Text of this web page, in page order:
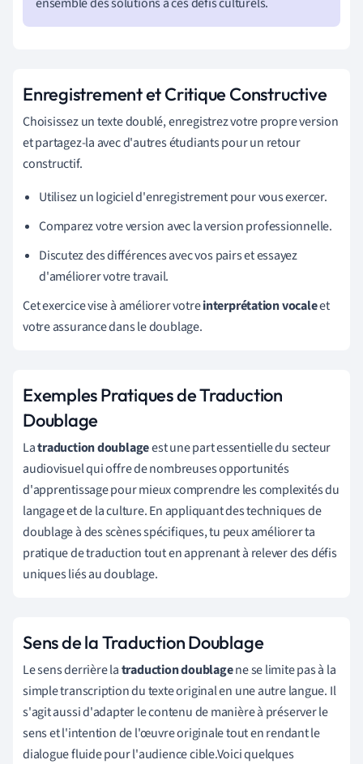
Enregistrement et Critique Constructive
Choisissez un texte doublé, enregistrez votre propre version
et partagez-la avec d'autres étudiants pour un retour
constructif.
Utilisez un logiciel d'enregistrement pour vous exercer.
Comparez votre version avec la version professionnelle.
Discutez des différences avec vos pairs et essayez
d'améliorer votre travail.
Cet exercice vise à améliorer votreinterprétation vocaleet
votre assurance dans le doublage.
Exemples Pratiques de Traduction
Doublage
Latraduction doublageest une part essentielle du secteur
audiovisuel qui offre de nombreuses opportunités
d'apprentissage pour mieux comprendre les complexités du
langage et de la culture. En appliquant des techniques de
doublage à des scènes spécifiques, tu peux améliorer ta
pratique de traduction tout en apprenant à relever des défis
uniques liés au doublage.
Sens de la Traduction Doublage
Le sens derrière latraduction doublagene se limite pas à la
simple transcription du texte original en une autre langue. Il
s'agit aussi d'adapter le contenu de manière à préserver le
sens et l'intention de l'œuvre originale tout en rendant le
dialogue fluide pour l'audience cible.Voici quelques